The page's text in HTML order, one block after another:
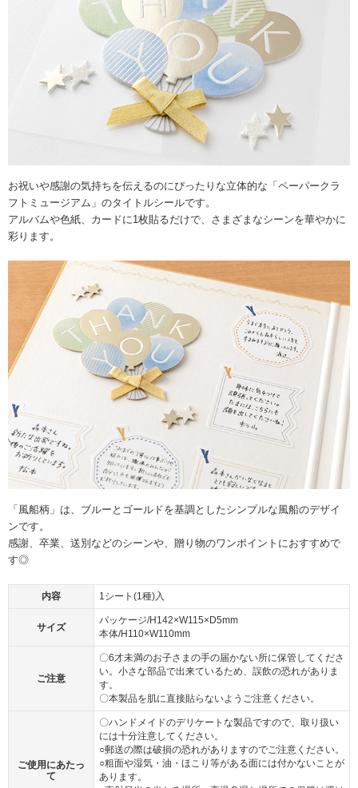
お祝いや感謝の気持ちを伝えるのにぴったりな立体的な「ペーパークラ
フトミュージアム」のタイトルシールです。
アルバムや色紙、カードに1枚貼るだけで、さまざまなシーンを華やかに
彩ります。
「風船柄」は、ブルーとゴールドを基調としたシンプルな風船のデザイ
ンです。
感謝、卒業、送別などのシーンや、贈り物のワンポイントにおすすめで
す◎
内容 1シート(1種)入
サイズ
パッケージ/H142×W115×D5mm
本体/H110×W110mm
ご注意
〇6才未満のお子さまの手の届かない所に保管してくださ
い。小さな部品で出来ているため、誤飲の恐れがありま
す。
〇本製品を肌に直接貼らないようご注意ください。
ご使用にあたっ
て
〇ハンドメイドのデリケートな製品ですので、取り扱い
には十分注意してください。
○郵送の際は破損の恐れがありますのでご注意ください。
○粗面や湿気・油・ほこり等がある面には付かないことが
あります。